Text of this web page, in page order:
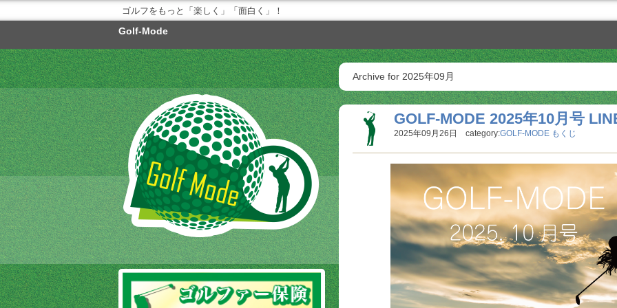
ゴルフをもっと「楽しく」「面白く」！
Golf-Mode
Archive for 2025年09月
GOLF-MODE 2025年10月号
2025年09月26日 category:GOLF-MODE もくじ